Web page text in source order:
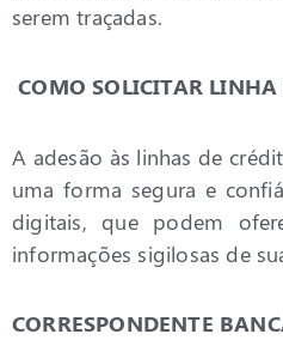
serem traçadas.
COMO SOLICITAR LINHA
A adesão às linhas de
uma forma segura e
digitais, que podem
informações sigilosas de
CORRESPONDENTE